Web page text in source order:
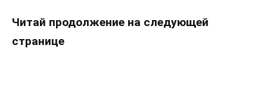
Читай продолжение на следующей
странице